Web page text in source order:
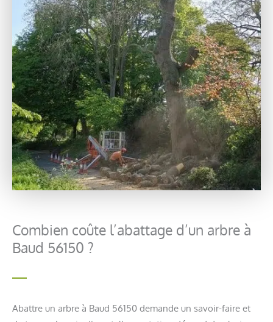
Combien coûte l’abattage d’un arbre à
Baud 56150 ?
Abattre un arbre à Baud 56150 demande un savoir-faire et